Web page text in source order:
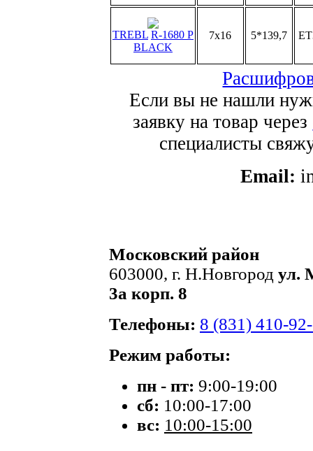
TREBL R-1680 P
BLACK
7x16 5*139,7
Если вы не нашли
заявку на товар через
специалисты
Email:
Московский район
603000, г. Н.Новгород ул.
3а корп. 8
Телефоны: 8 (831) 410-
Режим работы:
пн - пт: 9:00-19:00
сб: 10:00-17:00
вс: 10:00-15:00